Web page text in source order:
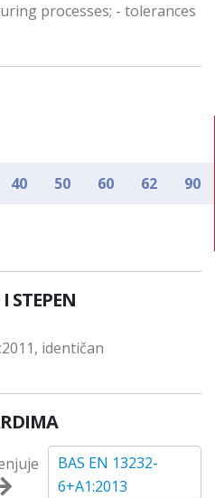
processes; - tolerances
40 50 60 62 90
STEPEN
identičan
BAS EN 13232-
6+A1:2013